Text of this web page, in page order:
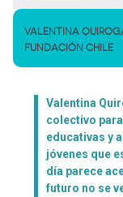
VALENTINA
FUNDACIÓN CHILE
Valentina
colectivo
educativas y
jóvenes que
día parece
futuro no se